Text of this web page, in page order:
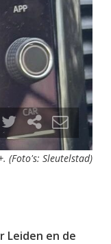
(Foto's: Sleutelstad)
Leiden en de